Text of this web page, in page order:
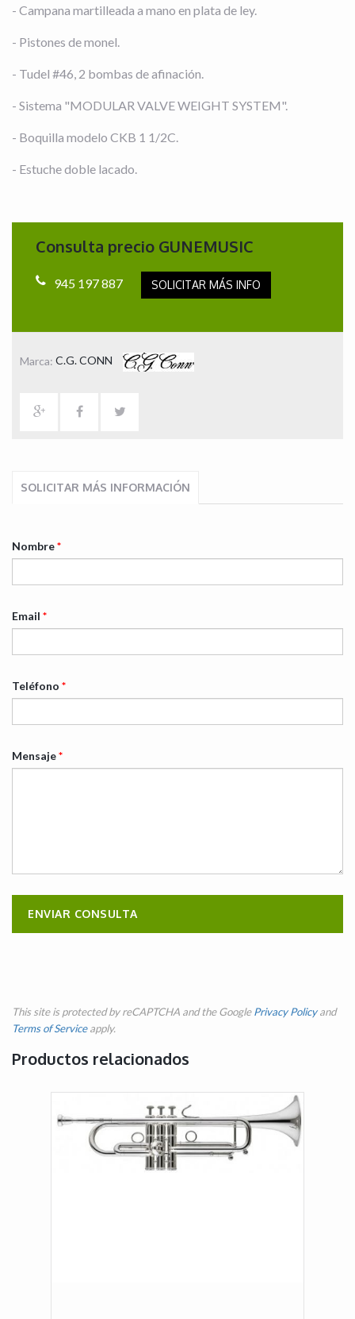
- Campana martilleada a mano en plata de ley.
- Pistones de monel.
- Tudel #46, 2 bombas de afinación.
- Sistema "MODULAR VALVE WEIGHT SYSTEM".
- Boquilla modelo CKB 1 1/2C.
- Estuche doble lacado.
Consulta precio GUNEMUSIC
945 197 887 SOLICITAR MÁS INFO
Marca: C.G. CONN
SOLICITAR MÁS INFORMACIÓN
Nombre*
Email *
Teléfono *
Mensaje*
This site is protected by reCAPTCHA and the GooglePrivacy Policyand
Terms of Serviceapply.
Productos relacionados